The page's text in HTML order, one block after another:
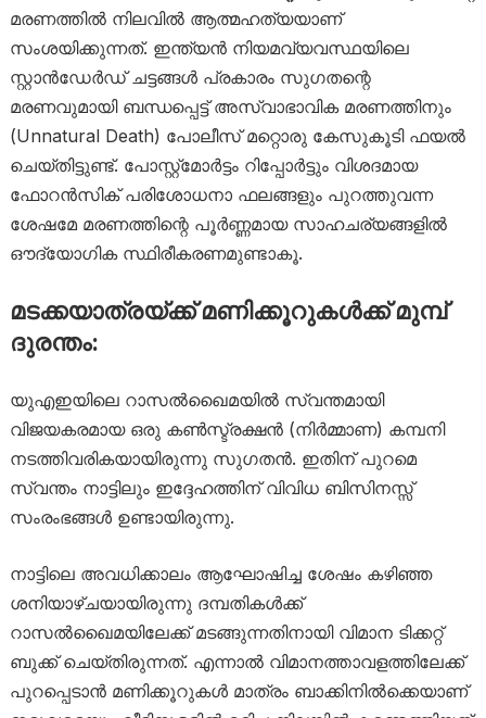
മരണത്തിൽ നിലവിൽ ആത്മഹത്യയാണ്
സംശയിക്കുന്നത്. ഇന്ത്യൻ നിയമവ്യവസ്ഥയിലെ
സ്റ്റാൻഡേർഡ് ചട്ടങ്ങൾ പ്രകാരം സുഗതന്റെ
മരണവുമായി ബന്ധപ്പെട്ട് അസ്വാഭാവിക മരണത്തിനും
(Unnatural Death) പോലീസ് മറ്റൊരു കേസുകൂടി ഫയൽ
ചെയ്തിട്ടുണ്ട്. പോസ്റ്റ്‌മോർട്ടം റിപ്പോർട്ടും വിശദമായ
ഫോറൻസിക് പരിശോധനാ ഫലങ്ങളും പുറത്തുവന്ന
ശേഷമേ മരണത്തിന്റെ പൂർണ്ണമായ സാഹചര്യങ്ങളിൽ
ഔദ്യോഗിക സ്ഥിരീകരണമുണ്ടാകൂ.
മടക്കയാത്രയ്ക്ക് മണിക്കൂറുകൾക്ക് മുമ്പ്
ദുരന്തം:
യുഎഇയിലെ റാസൽഖൈമയിൽ സ്വന്തമായി
വിജയകരമായ ഒരു കൺസ്ട്രക്ഷൻ (നിർമ്മാണ) കമ്പനി
നടത്തിവരികയായിരുന്നു സുഗതൻ. ഇതിന് പുറമെ
സ്വന്തം നാട്ടിലും ഇദ്ദേഹത്തിന് വിവിധ ബിസിനസ്സ്
സംരംഭങ്ങൾ ഉണ്ടായിരുന്നു.
നാട്ടിലെ അവധിക്കാലം ആഘോഷിച്ച ശേഷം കഴിഞ്ഞ
ശനിയാഴ്ചയായിരുന്നു ദമ്പതികൾക്ക്
റാസൽഖൈമയിലേക്ക് മടങ്ങുന്നതിനായി വിമാന ടിക്കറ്റ്
ബുക്ക് ചെയ്തിരുന്നത്. എന്നാൽ വിമാനത്താവളത്തിലേക്ക്
പുറപ്പെടാൻ മണിക്കൂറുകൾ മാത്രം ബാക്കിനിൽക്കെയാണ്